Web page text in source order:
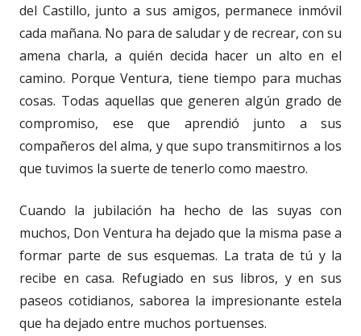
del Castillo, junto a sus amigos, permanece inmóvil
cada mañana. No para de saludar y de recrear, con su
amena charla, a quién decida hacer un alto en el
camino. Porque Ventura, tiene tiempo para muchas
cosas. Todas aquellas que generen algún grado de
compromiso, ese que aprendió junto a sus
compañeros del alma, y que supo transmitirnos a los
que tuvimos la suerte de tenerlo como maestro.
Cuando la jubilación ha hecho de las suyas con
muchos, Don Ventura ha dejado que la misma pase a
formar parte de sus esquemas. La trata de tú y la
recibe en casa. Refugiado en sus libros, y en sus
paseos cotidianos, saborea la impresionante estela
que ha dejado entre muchos portuenses.